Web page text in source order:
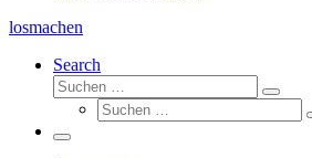
losmachen
Search
Suche
Suchen
Suche
Menü